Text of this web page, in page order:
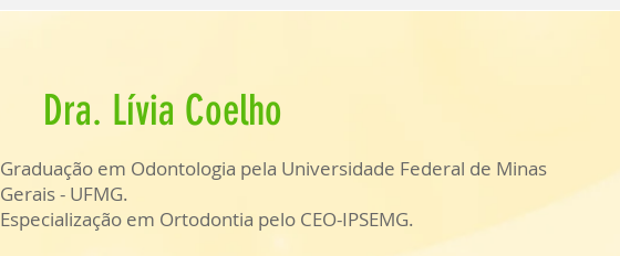
Dra. Lívia Coelho
Graduação em Odontologia pela Universidade Federal de Minas
Gerais - UFMG.
Especialização em Ortodontia pelo CEO-IPSEMG.